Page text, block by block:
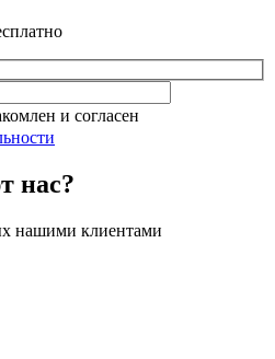
и согласен
нас?
нашими клиентами